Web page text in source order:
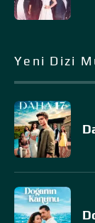
Yeni Dizi